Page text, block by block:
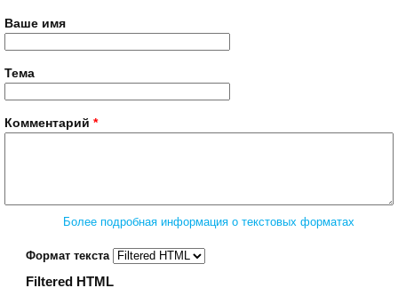
Ваше имя
Тема
Комментарий *
Более подробная информация о текстовых форматах
Формат текста
Filtered HTML